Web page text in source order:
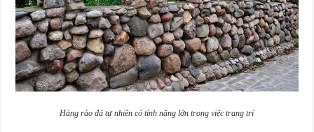
Hàng rào đá tự nhiên có tính năng lớn trong việc trang trí